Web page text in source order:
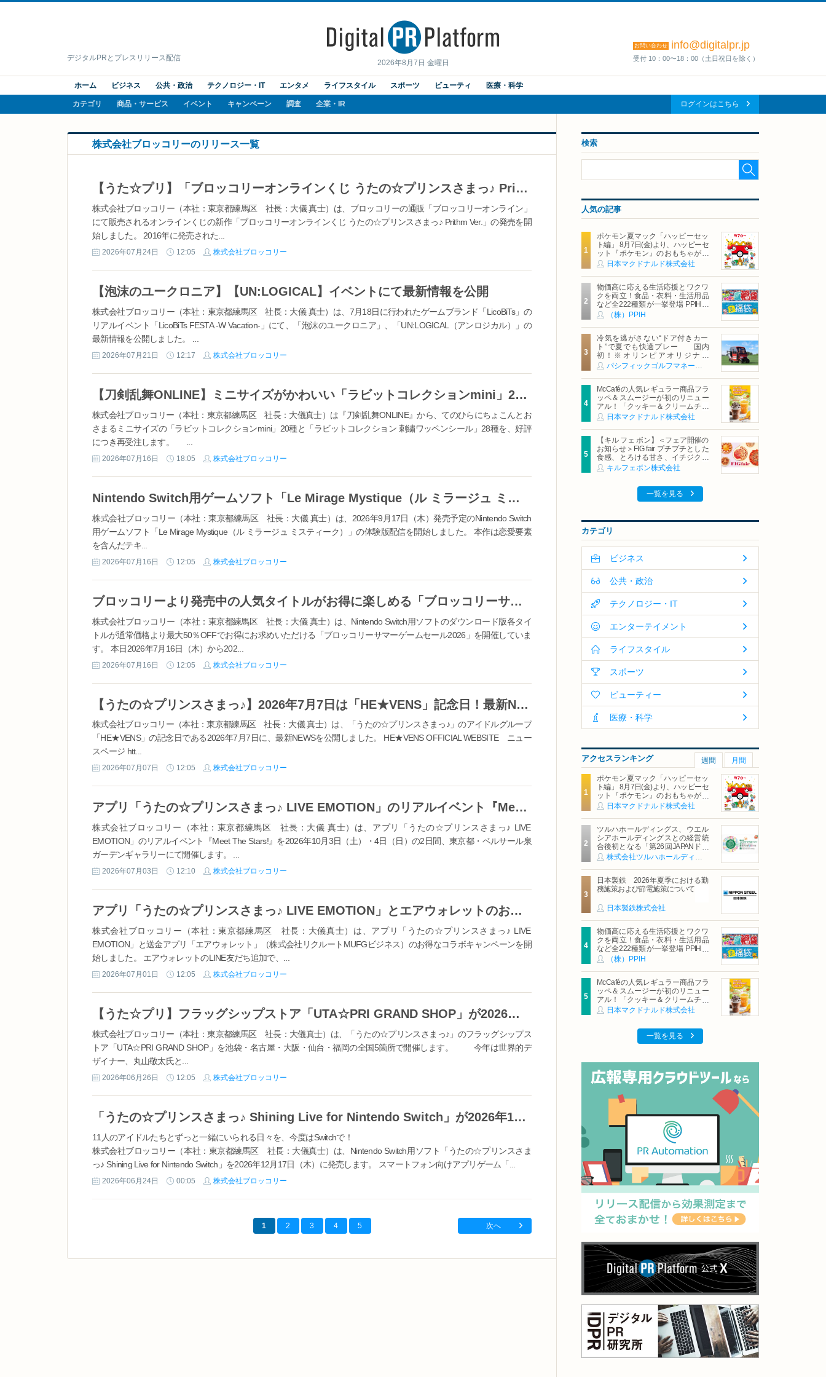
2026年8月7日 金曜日
デジタルPRとプレスリリース配信
お問い合わせ info@digitalpr.jp
受付 10：00〜18：00（土日祝日を除く）
ホーム ビジネス 公共・政治 テクノロジー・IT エンタメ ライフスタイル スポーツ ビューティ 医療・科学
カテゴリ 商品・サービス イベント キャンペーン 調査 企業・IR ログインはこちら
株式会社ブロッコリーのリリース一覧
【うた☆プリ】「ブロッコリーオンラインくじ うたの☆プリンスさまっ♪ Prithm Ver.」発売開始
株式会社ブロッコリー（本社：東京都練馬区 社長：大儀 真士）は、ブロッコリーの通販「ブロッコリーオンライン」
にて販売されるオンラインくじの新作「ブロッコリーオンラインくじ うたの☆プリンスさまっ♪ Prithm Ver.」の発売を開
始しました。 2016年に発売された...
2026年07月24日 12:05 株式会社ブロッコリー
【泡沫のユークロニア】【UN:LOGICAL】イベントにて最新情報を公開
株式会社ブロッコリー（本社：東京都練馬区 社長：大儀 真士）は、7月18日に行われたゲームブランド「LicoBiTs」の
リアルイベント「LicoBiTs FESTA -W Vacation-」にて、「泡沫のユークロニア」、「UN:LOGICAL（アンロジカル）」の
最新情報を公開しました。 ...
2026年07月21日 12:17 株式会社ブロッコリー
【刀剣乱舞ONLINE】ミニサイズがかわいい「ラビットコレクションmini」20種と「ラビットコレクション 刺繍ワッペンシール」28種が、好評につき再受注決定！
株式会社ブロッコリー（本社：東京都練馬区 社長：大儀真士）は『刀剣乱舞ONLINE』から、てのひらにちょこんとお
さまるミニサイズの「ラビットコレクションmini」20種と「ラビットコレクション 刺繍ワッペンシール」28種を、好評
につき再受注します。 ...
2026年07月16日 18:05 株式会社ブロッコリー
Nintendo Switch用ゲームソフト「Le Mirage Mystique（ル ミラージュ ミスティーク）」体験版配信開始！
株式会社ブロッコリー（本社：東京都練馬区 社長：大儀 真士）は、2026年9月17日（木）発売予定のNintendo Switch
用ゲームソフト「Le Mirage Mystique（ル ミラージュ ミスティーク）」の体験版配信を開始しました。 本作は恋愛要素
を含んだテキ...
2026年07月16日 12:05 株式会社ブロッコリー
ブロッコリーより発売中の人気タイトルがお得に楽しめる「ブロッコリーサマーゲームセール2026」が、本日より開催！
株式会社ブロッコリー（本社：東京都練馬区 社長：大儀 真士）は、Nintendo Switch用ソフトのダウンロード版各タイ
トルが通常価格より最大50％OFFでお得にお求めいただける「ブロッコリーサマーゲームセール2026」を開催していま
す。 本日2026年7月16日（木）から202...
2026年07月16日 12:05 株式会社ブロッコリー
【うたの☆プリンスさまっ♪】2026年7月7日は「HE★VENS」記念日！最新NEWSをお届け！
株式会社ブロッコリー（本社：東京都練馬区 社長：大儀 真士）は、「うたの☆プリンスさまっ♪」のアイドルグループ
「HE★VENS」の記念日である2026年7月7日に、最新NEWSを公開しました。 HE★VENS OFFICIAL WEBSITE ニュー
スページ htt...
2026年07月07日 12:05 株式会社ブロッコリー
アプリ「うたの☆プリンスさまっ♪ LIVE EMOTION」のリアルイベント『Meet The Stars!』が10月3日・4日に開催！応募方法など詳細を公開。
株式会社ブロッコリー（本社：東京都練馬区 社長：大儀 真士）は、アプリ「うたの☆プリンスさまっ♪ LIVE
EMOTION」のリアルイベント『Meet The Stars!』を2026年10月3日（土）・4日（日）の2日間、東京都・ベルサール泉
ガーデンギャラリーにて開催します。 ...
2026年07月03日 12:10 株式会社ブロッコリー
アプリ「うたの☆プリンスさまっ♪ LIVE EMOTION」とエアウォレットのお得なキャンペーンが開催中！
株式会社ブロッコリー（本社：東京都練馬区 社長：大儀真士）は、アプリ「うたの☆プリンスさまっ♪ LIVE
EMOTION」と送金アプリ「エアウォレット」（株式会社リクルートMUFGビジネス）のお得なコラボキャンペーンを開
始しました。 エアウォレットのLINE友だち追加で、...
2026年07月01日 12:05 株式会社ブロッコリー
【うた☆プリ】フラッグシップストア「UTA☆PRI GRAND SHOP」が2026年7月18日より順次開催！
株式会社ブロッコリー（本社：東京都練馬区 社長：大儀真士）は、「うたの☆プリンスさまっ♪」のフラッグシップス
トア「UTA☆PRI GRAND SHOP」を池袋・名古屋・大阪・仙台・福岡の全国5箇所で開催します。 今年は世界的デ
ザイナー、丸山敬太氏と...
2026年06月26日 12:05 株式会社ブロッコリー
「うたの☆プリンスさまっ♪ Shining Live for Nintendo Switch」が2026年12月17日に発売決定！
11人のアイドルたちとずっと一緒にいられる日々を、今度はSwitchで！
株式会社ブロッコリー（本社：東京都練馬区 社長：大儀真士）は、Nintendo Switch用ソフト「うたの☆プリンスさま
っ♪ Shining Live for Nintendo Switch」を2026年12月17日（木）に発売します。 スマートフォン向けアプリゲーム「...
2026年06月24日 00:05 株式会社ブロッコリー
1 2 3 4 5 次へ
検索
人気の記事
ポケモン夏マック「ハッピーセッ
ト編」 8月7日(金)より、ハッピーセ
ット『ポケモン』のおもちゃが期
間限定登場
日本マクドナルド株式会社
物価高に応える生活応援とワクワ
クを両立！食品・衣料・生活用品
など全222種類が一挙登場 PPIHグ
ループ「夏福袋」＆セール 8月6日
(木)より順次スタート
（株）PPIH
冷気を逃がさない“ドア付きカー
ト”で夏でも快適プレー 国内
初！※オリンピアオリジナル
「AirCon Cart（エアコンカー
ト）」導入 | ＰＧＭ
McCaféの人気レギュラー商品フラ
ッペ＆スムージーが初のリニュー
アル！「クッキー＆クリームチョ
コフラッペ」「マンゴースムージ
ー」8月5日（水）から販売開始
日本マクドナルド株式会社
【キル フェ ボン】＜フェア開催の
お知らせ＞FIG fair プチプチとした
食感、とろける甘さ、イチジクの
魅力をたっぷりと。新作を含め、
イチジク尽くしの全4種が登場8月
キルフェボン株式会社
一覧を見る
カテゴリ
ビジネス
公共・政治
テクノロジー・IT
エンターテイメント
ライフスタイル
スポーツ
ビューティー
医療・科学
アクセスランキング 週間 月間
ポケモン夏マック「ハッピーセッ
ト編」 8月7日(金)より、ハッピーセ
ット『ポケモン』のおもちゃが期
間限定登場
日本マクドナルド株式会社
ツルハホールディングス、ウエル
シアホールディングスとの経営統
合後初となる「第26回JAPANドラ
ッグストアショー」に出展
株式会社ツルハホールディングス
日本製鉄 2026年夏季における勤
務施策および節電施策について
日本製鉄株式会社
物価高に応える生活応援とワクワ
クを両立！食品・衣料・生活用品
など全222種類が一挙登場 PPIHグ
ループ「夏福袋」＆セール 8月6日
（株）PPIH
McCaféの人気レギュラー商品フラ
ッペ＆スムージーが初のリニュー
アル！「クッキー＆クリームチョ
コフラッペ」「マンゴースムージ
日本マクドナルド株式会社
一覧を見る